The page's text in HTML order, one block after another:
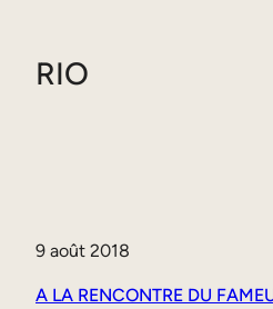
RIO
9 août 2018
A LA RENCONTRE DU